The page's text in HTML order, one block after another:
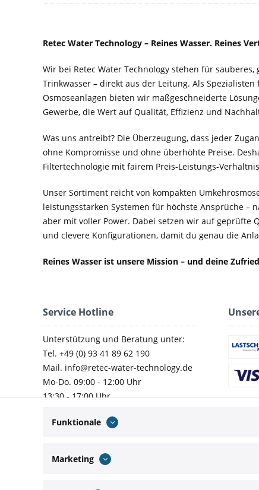
Retec Water Technology – Reines Wasser. Reines
Wir bei Retec Water Technology stehen für sauberes,
Trinkwasser – direkt aus der Leitung. Als
Osmoseanlagen bieten wir maßgeschneiderte
Gewerbe, die Wert auf Qualität, Effizienz und
Was uns antreibt? Die Überzeugung, dass jeder
ohne Kompromisse und ohne überhöhte Preise.
Filtertechnologie mit fairem Preis-Leistungs-
Unser Sortiment reicht von kompakten
leistungsstarken Systemen für höchste Ansprüche –
aber mit voller Power. Dabei setzen wir auf geprüfte
und clevere Konfigurationen, damit du genau die
Reines Wasser ist unsere Mission – und deine
Service Hotline
Unterstützung und Beratung unter:
Tel. +49 (0) 93 41 89 62 190
Mail. info@retec-water-technology.de
Mo-Do. 09:00 - 12:00 Uhr
13:30 - 17:00 Uhr
Funktionale
Marketing